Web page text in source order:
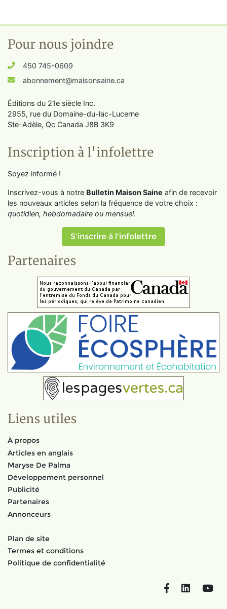
Pour nous joindre
450 745-0609
abonnement@maisonsaine.ca
Éditions du 21e siècle Inc.
2955, rue du Domaine-du-lac-Lucerne
Ste-Adèle, Qc Canada J8B 3K9
Inscription à l'infolettre
Soyez informé !
Inscrivez-vous à notre Bulletin Maison Saine afin de recevoir
les nouveaux articles selon la fréquence de votre choix :
quotidien, hebdomadaire ou mensuel.
S'inscrire à l'infolettre
Partenaires
Liens utiles
À propos
Articles en anglais
Maryse De Palma
Développement personnel
Publicité
Partenaires
Annonceurs
Plan de site
Termes et conditions
Politique de confidentialité
FacebookLinkedIn